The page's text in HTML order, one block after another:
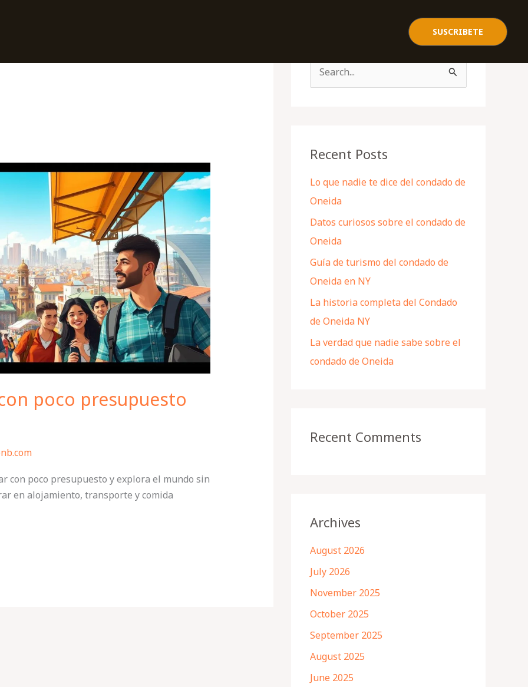
SUSCRIBETE
poco presupuesto
con poco presupuesto y explora el mundo sin
en alojamiento, transporte y comida
c
f
o
r
:
Recent Posts
Lo que nadie te dice del condado de
Oneida
Datos curiosos sobre el condado de
Oneida
Guía de turismo del condado de
Oneida en NY
La historia completa del Condado
de Oneida NY
La verdad que nadie sabe sobre el
condado de Oneida
Recent Comments
Archives
August 2026
July 2026
November 2025
October 2025
September 2025
August 2025
June 2025